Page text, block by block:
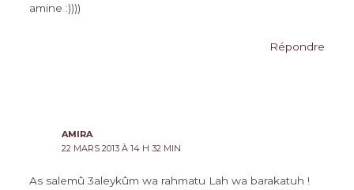
amine :))))
Répondre
AMIRA
22 MARS 2013 À 14 H 32 MIN
As salemû 3aleykûm wa rahmatu Lah wa barakatuh !